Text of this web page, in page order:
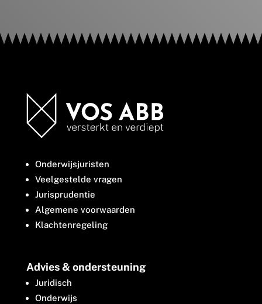
Onderwijsjuristen
Veelgestelde vragen
Jurisprudentie
Algemene voorwaarden
Klachtenregeling
Advies & ondersteuning
Juridisch
Onderwijs